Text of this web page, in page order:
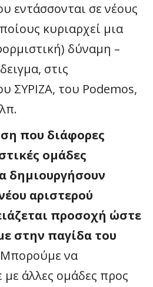
εντάσσονται σε νέους
κυριαρχεί μια
δύναμη –
στις
ΣΥΡΙΖΑ, του Podemos,
που διάφορες
ομάδες
δημιουργήσουν
αριστερού
προσοχή ώστε
στην παγίδα του
Μπορούμε να
άλλες ομάδες προς